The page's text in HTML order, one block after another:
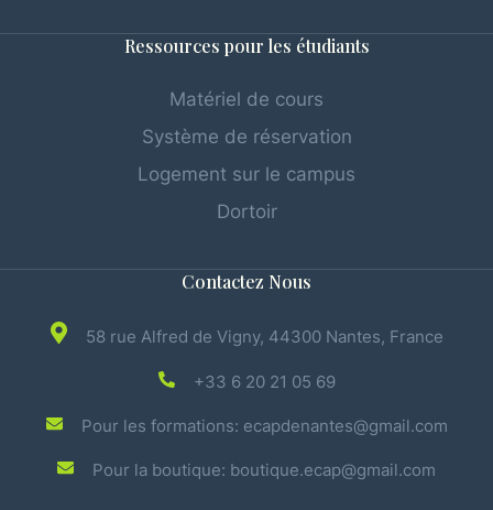
Ressources pour les étudiants
Matériel de cours
Système de réservation
Logement sur le campus
Dortoir
Contactez Nous
58 rue Alfred de Vigny, 44300 Nantes, France
+33 6 20 21 05 69
Pour les formations: ecapdenantes@gmail.com
Pour la boutique: boutique.ecap@gmail.com